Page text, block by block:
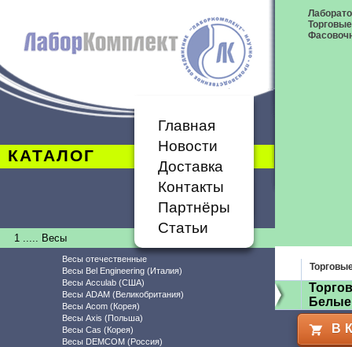
КАТАЛОГ
Главная
Новости
Доставка
Контакты
Партнёры
Статьи
1 ..... Весы
Весы отечественные
Весы Bel Engineering (Италия)
Весы Acculab (США)
Весы ADAM (Великобритания)
Весы Acom (Корея)
Весы Axis (Польша)
Весы Cas (Корея)
Весы DEMCOM (Россия)
Белые
В